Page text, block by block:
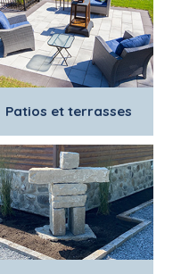
Patios et terrasses